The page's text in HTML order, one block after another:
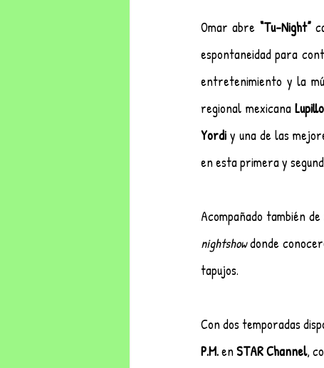
Omar abre “Tu-Night”
espontaneidad para
entretenimiento y la
regional mexicana
Yordi y una de las
en esta primera y
Acompañado también
nightshow donde
tapujos.
Con dos temporadas
P.M. en STAR Channel,